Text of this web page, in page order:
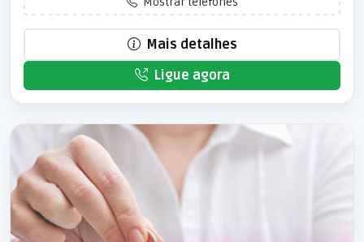
Mais detalhes
Ligue agora
Patrocinado